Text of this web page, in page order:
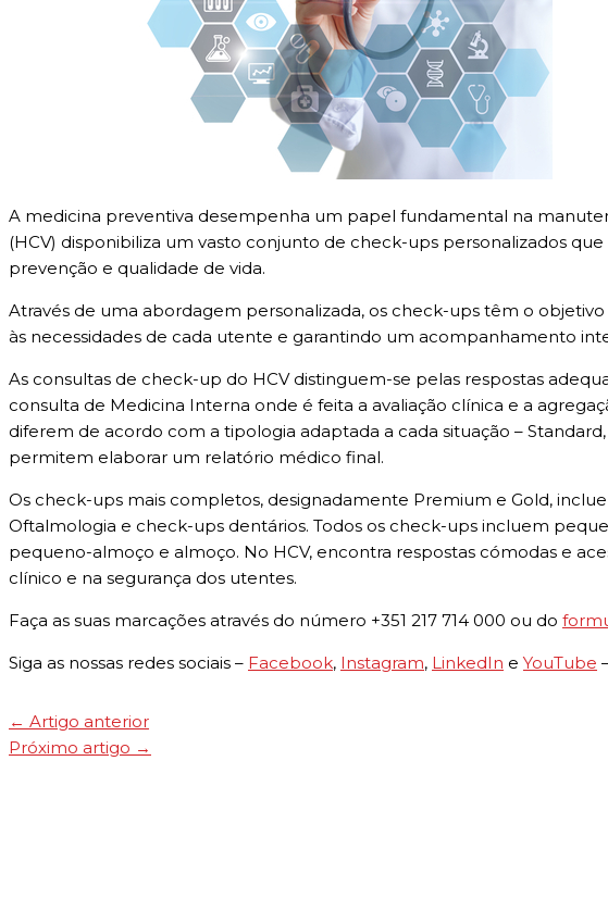
A medicina preventiva desempenha um papel fundamental na
(HCV) disponibiliza um vasto conjunto de check-ups personalizados
prevenção e qualidade de vida.
Através de uma abordagem personalizada, os check-ups têm o
às necessidades de cada utente e garantindo um acompanhamento
As consultas de check-up do HCV distinguem-se pelas respostas
consulta de Medicina Interna onde é feita a avaliação clínica e a
diferem de acordo com a tipologia adaptada a cada situação –
permitem elaborar um relatório médico final.
Os check-ups mais completos, designadamente Premium e Gold,
Oftalmologia e check-ups dentários. Todos os check-ups incluem
pequeno-almoço e almoço. No HCV, encontra respostas cómodas e
clínico e na segurança dos utentes.
Faça as suas marcações através do número +351 217 714 000 ou do
Siga as nossas redes sociais – Facebook, Instagram, LinkedIn e YouTube
← Artigo anterior
Próximo artigo →